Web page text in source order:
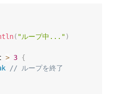
( "ループ中...")
> 3 {
// ループを終了